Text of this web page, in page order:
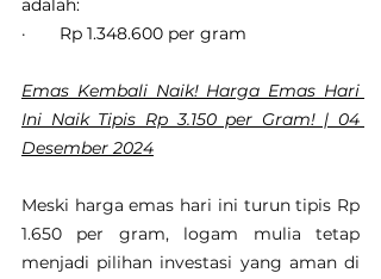
adalah:
·       Rp 1.348.600 per gram
Emas Kembali Naik! Harga Emas Hari
Ini Naik Tipis Rp 3.150 per Gram! | 04
Desember 2024
Meski harga emas hari ini turun tipis Rp
1.650 per gram, logam mulia tetap
menjadi pilihan investasi yang aman di